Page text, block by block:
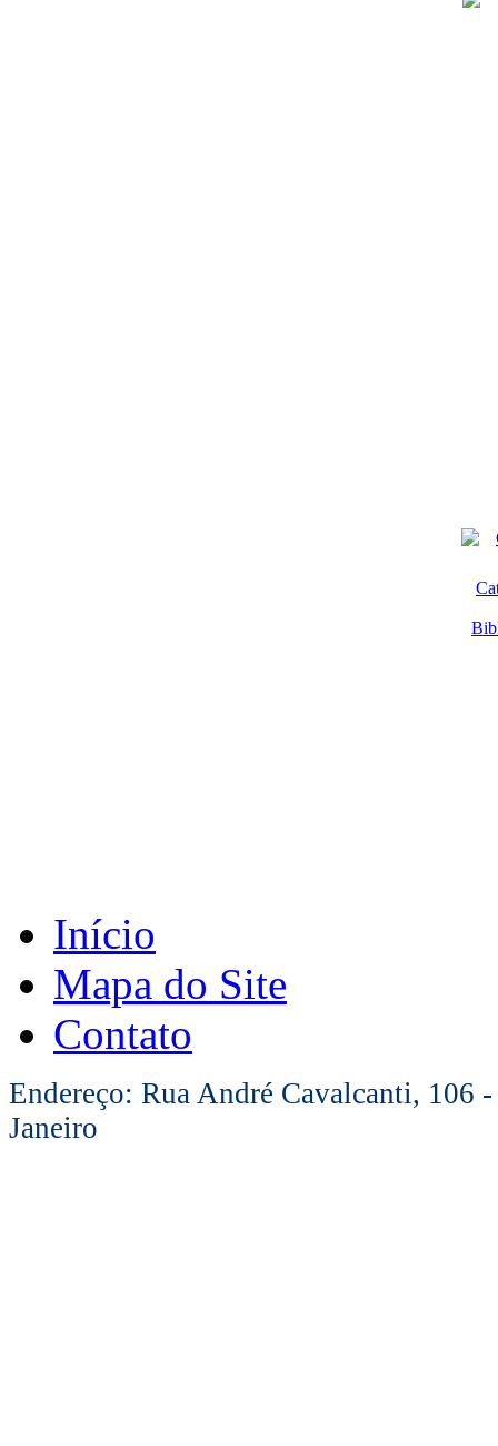
Início
Mapa do Site
Contato
Endereço: Rua André Cavalcanti, 106
Janeiro